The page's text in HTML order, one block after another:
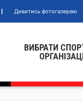
Дивитись фотогалерею
ВИБРАТИ